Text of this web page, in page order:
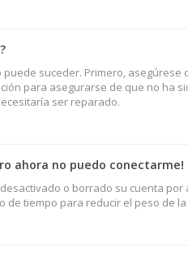
suceder. Primero,
para asegurarse de que no ha
ser reparado.
ahora no puedo conectarme!
o borrado su cuenta
tiempo para reducir el peso de